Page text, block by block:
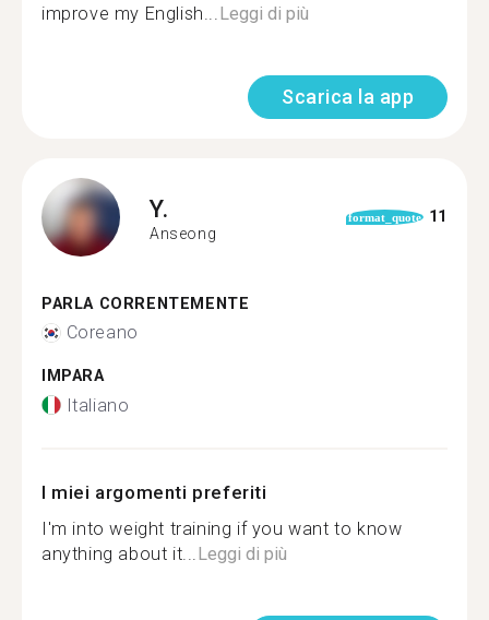
improve my English... Leggi di più
Scarica la app
Y.
Anseong
format_quote 11
PARLA CORRENTEMENTE
Coreano
IMPARA
Italiano
I miei argomenti preferiti
I'm into weight training if you want to know
anything about it... Leggi di più